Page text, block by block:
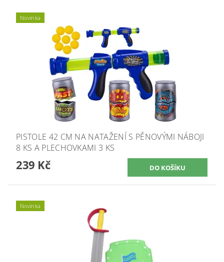
Novinka
PISTOLE 42 CM NA NATAŽENÍ S PĚNOVÝMI NÁBOJI
8 KS A PLECHOVKAMI 3 KS
239 Kč
Novinka